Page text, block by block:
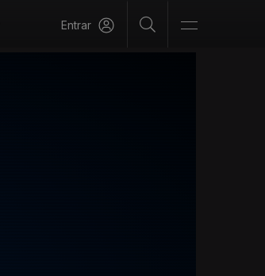
Entrar